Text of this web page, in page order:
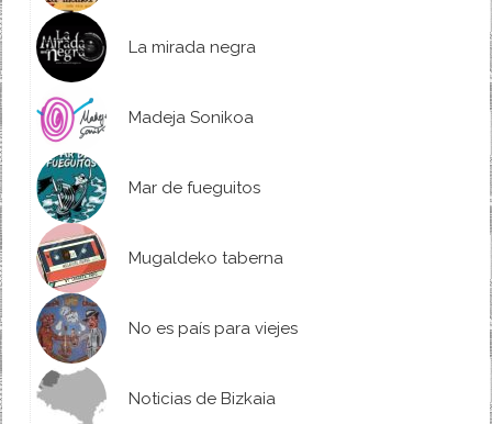
La mirada negra
Madeja Sonikoa
Mar de fueguitos
Mugaldeko taberna
No es país para viejes
Noticias de Bizkaia